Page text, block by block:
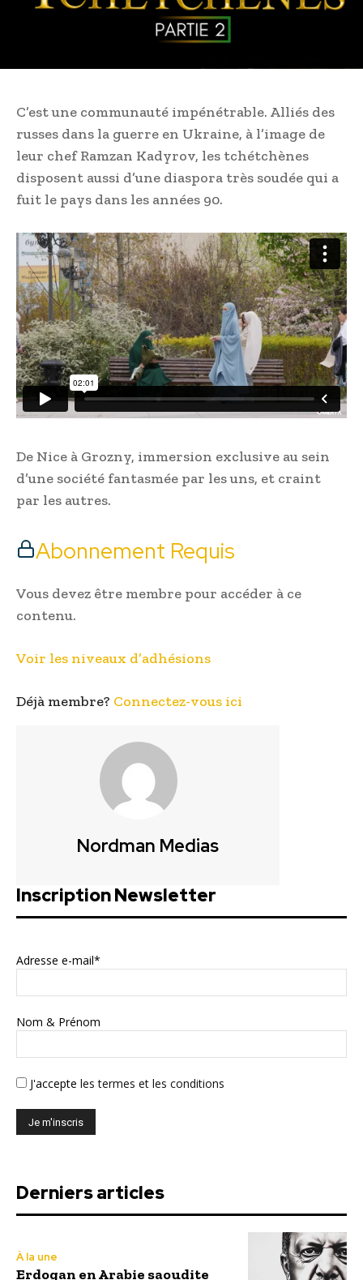
C’est une communauté impénétrable. Alliés des
russes dans la guerre en Ukraine, à l’image de
leur chef Ramzan Kadyrov, les tchétchènes
disposent aussi d’une diaspora très soudée qui a
fuit le pays dans les années 90.
De Nice à Grozny, immersion exclusive au sein
d’une société fantasmée par les uns, et craint
par les autres.
Abonnement Requis
Vous devez être membre pour accéder à ce
contenu.
Voir les niveaux d’adhésions
Déjà membre? Connectez-vous ici
Nordman Medias
Inscription Newsletter
Adresse e-mail*
Nom & Prénom
J'accepte les termes et les conditions
Derniers articles
À la une
Erdogan en Arabie saoudite